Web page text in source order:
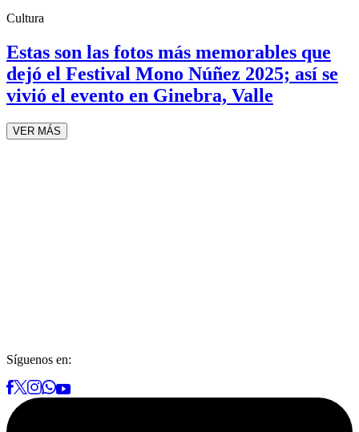
Cultura
Estas son las fotos más memorables que
dejó el Festival Mono Núñez 2025; así se
vivió el evento en Ginebra, Valle
VER MÁS
Síguenos en: